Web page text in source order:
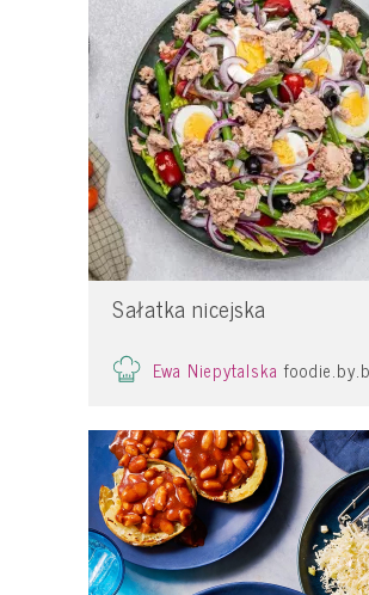
Sałatka nicejska
Ewa Niepytalska